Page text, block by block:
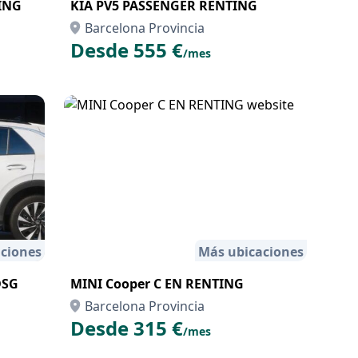
KIA PV5 PASSENGER RENTING
Barcelona Provincia
Desde 555 €/mes
Más ubicaciones
MINI Cooper C EN RENTING
Barcelona Provincia
Desde 315 €/mes